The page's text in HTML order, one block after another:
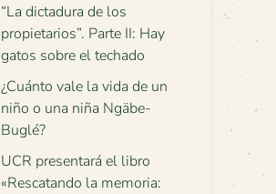
“La dictadura de los
propietarios”. Parte II: Hay
gatos sobre el techado
¿Cuánto vale la vida de un
niño o una niña Ngäbe-
Buglé?
UCR presentará el libro
«Rescatando la memoria: